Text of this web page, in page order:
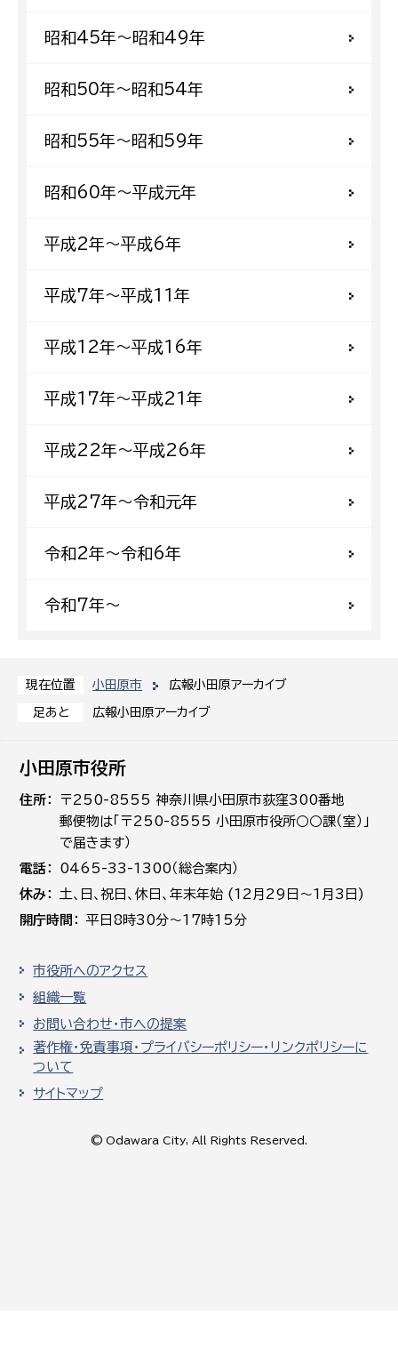
現在位置 小田原市 広報小田原アーカイブ
足あと 広報小田原アーカイブ
昭和45年〜昭和49年
昭和50年〜昭和54年
昭和55年〜昭和59年
昭和60年〜平成元年
平成2年〜平成6年
平成7年〜平成11年
平成12年〜平成16年
平成17年〜平成21年
平成22年〜平成26年
平成27年〜令和元年
令和2年〜令和6年
令和7年〜
小田原市役所
住所
〒250-8555 神奈川県小田原市荻窪300番地
郵便物は「〒250-8555 小田原市役所○○課（室）」
で届きます）
電話
0465-33-1300（総合案内）
休み
土､日､祝日、休日、年末年始 (12月29日～1月3日)
開庁時間
平日8時30分～17時15分
市役所へのアクセス
組織一覧
お問い合わせ・市への提案
著作権・免責事項・プライバシーポリシー・リンクポリシーに
ついて
サイトマップ
© Odawara City, All Rights Reserved.